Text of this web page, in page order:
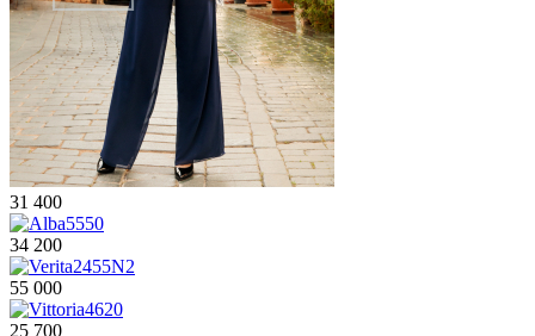
31 400
34 200
55 000
25 700